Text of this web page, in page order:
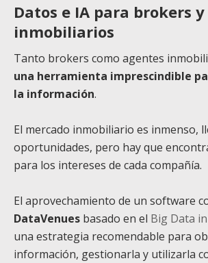
Datos e IA para brokers
inmobiliarios
Tanto brokers como agentes
una herramienta imprescindible
la información.
El mercado inmobiliario es inmenso,
oportunidades, pero hay que
para los intereses de cada compañía.
El aprovechamiento de un software
DataVenues basado en el Big Data
una estrategia recomendable para
información, gestionarla y utilizarla